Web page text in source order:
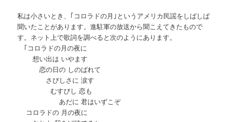
私は小さいとき、｢コロラドの月｣というアメリカ民謡をしばしば
聞いたことがあります。進駐軍の放送から聞こえてきたもので
す。ネット上で歌詞を調べると次のようにあります。
｢コロラドの月の夜に
想い出は いやます
恋の日の しのばれて
さびしさに 涙す
むすびし 恋も
あだに 君はいずこぞ
コロラドの 月の夜に